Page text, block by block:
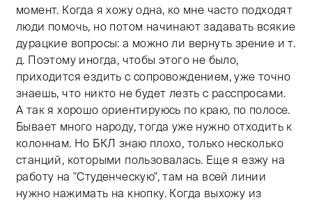
момент. Когда я хожу одна, ко мне часто подходят
люди помочь, но потом начинают задавать всякие
дурацкие вопросы: а можно ли вернуть зрение и т.
д. Поэтому иногда, чтобы этого не было,
приходится ездить с сопровождением, уже точно
знаешь, что никто не будет лезть с расспросами.
А так я хорошо ориентируюсь по краю, по полосе.
Бывает много народу, тогда уже нужно отходить к
колоннам. Но БКЛ знаю плохо, только несколько
станций, которыми пользовалась. Еще я езжу на
работу на "Студенческую", там на всей линии
нужно нажимать на кнопку. Когда выхожу из